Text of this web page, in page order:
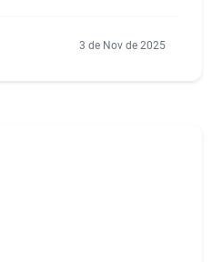
3 de Nov de 2025